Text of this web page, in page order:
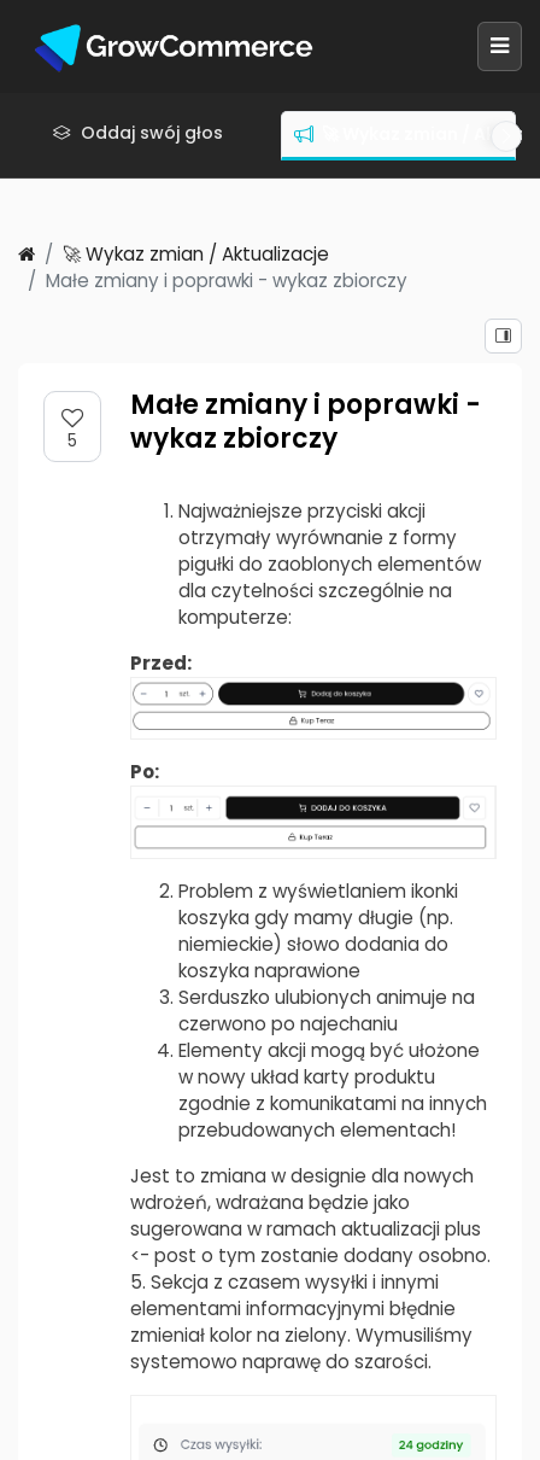
Oddaj swój głos 🚀 Wykaz zmian /
🚀 Wykaz zmian / Aktualizacje
Małe zmiany i poprawki - wykaz zbiorczy
5
Małe zmiany i poprawki -
wykaz zbiorczy
Najważniejsze przyciski akcji
otrzymały wyrównanie z formy
pigułki do zaoblonych elementów
dla czytelności szczególnie na
komputerze:
Przed:
Po:
Problem z wyświetlaniem ikonki
koszyka gdy mamy długie (np.
niemieckie) słowo dodania do
koszyka naprawione
Serduszko ulubionych animuje na
czerwono po najechaniu
Elementy akcji mogą być ułożone
w nowy układ karty produktu
zgodnie z komunikatami na innych
przebudowanych elementach!
Jest to zmiana w designie dla nowych
wdrożeń, wdrażana będzie jako
sugerowana w ramach aktualizacji plus
<- post o tym zostanie dodany osobno.
5. Sekcja z czasem wysyłki i innymi
elementami informacyjnymi błędnie
zmieniał kolor na zielony. Wymusiliśmy
systemowo naprawę do szarości.